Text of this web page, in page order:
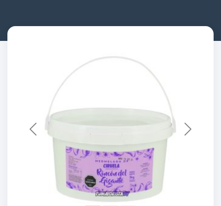
Previous Next